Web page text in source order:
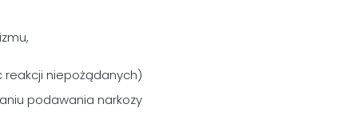
niepożądanych)
podawania narkozy